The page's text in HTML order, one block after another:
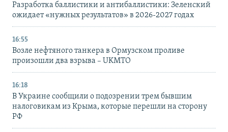
Разработка баллистики и антибаллистики: Зеленский
ожидает «нужных результатов» в 2026-2027 годах
16:55
Возле нефтяного танкера в Ормузском проливе
произошли два взрыва – UKMTO
16:18
В Украине сообщили о подозрении трем бывшим
налоговикам из Крыма, которые перешли на сторону
РФ